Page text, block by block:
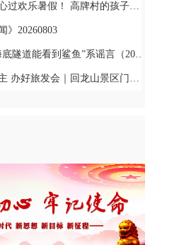
乐暑假！ 高牌村的孩子暑假有“趣”处
》20260803
道能看到鲨鱼”系谣言（2026·08·04）
｜回龙山景区门票新规8月1日实施 本地居民可享多项惠民福利